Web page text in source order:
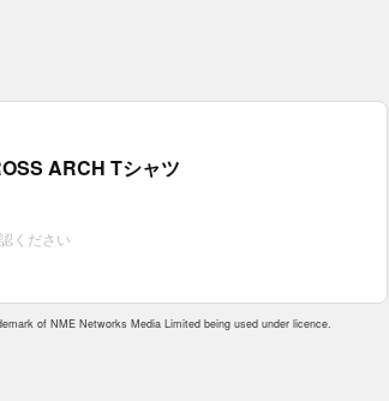
ARCH Tシャツ
ください
of NME Networks Media Limited being used under licence.